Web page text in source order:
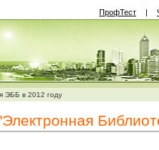
ПрофТест |
ЭББ в 2012 году